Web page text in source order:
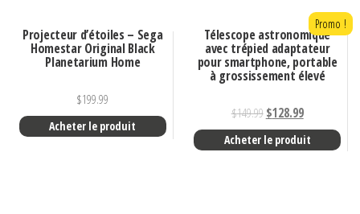
Projecteur d’étoiles – Sega
Homestar Original Black
Planetarium Home
$199.99
Acheter le produit
Télescope astronomique
avec trépied adaptateur
pour smartphone, portable
à grossissement élevé
Promo !
$149.99 $128.99
Acheter le produit